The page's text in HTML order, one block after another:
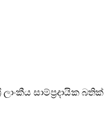
සාම්ප්‍රදායික බතික්